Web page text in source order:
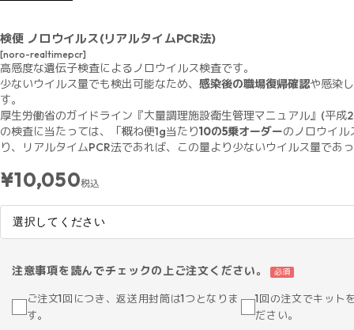
検便 ノロウイルス(リアルタイムPCR法)
[noro-realtimepcr]
高感度な遺伝子検査によるノロウイルス検査です。
少ないウイルス量でも検出可能なため、 感染後の職場復帰確認や感染
す。
厚生労働省のガイドライン『大量調理施設衛生管理マニュアル』(平
の検査に当たっては、「概ね便1g当たり10の5乗オーダーのノロウイル
り、リアルタイムPCR法であれば、この量より少ないウイルス量であ
¥10,050税込
注意事項を読んでチェックの上ご注文ください。 必須
ご注文1回につき、返送用封筒は1つとなりま
す。
1回の注文でキット
ださい。